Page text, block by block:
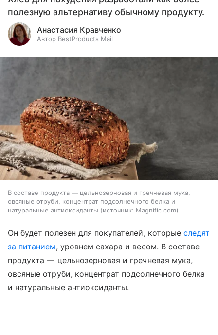
полезную альтернативу обычному продукту.
Анастасия Кравченко
Автор BestProducts Mail
В составе продукта — цельнозерновая и гречневая мука,
овсяные отруби, концентрат подсолнечного белка и
натуральные антиоксиданты
источник: Magnific.com
Он будет полезен для покупателей, которыеследят
за питанием, уровнем сахара и весом. В составе
продукта — цельнозерновая и гречневая мука,
овсяные отруби, концентрат подсолнечного белка
и натуральные антиоксиданты.